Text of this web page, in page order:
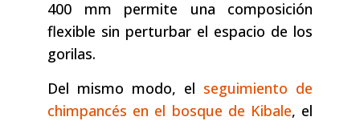
400 mm permite una composición
flexible sin perturbar el espacio de los
gorilas.
Del mismo modo, el seguimiento de
chimpancés en el bosque de Kibale, el